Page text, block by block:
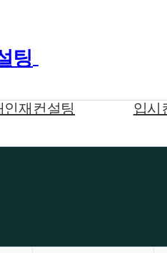
인재컨설팅 입시